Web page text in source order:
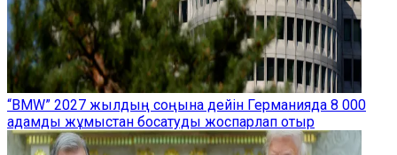
“BMW” 2027 жылдың соңына дейін Германияда 8 000
адамды жұмыстан босатуды жоспарлап отыр